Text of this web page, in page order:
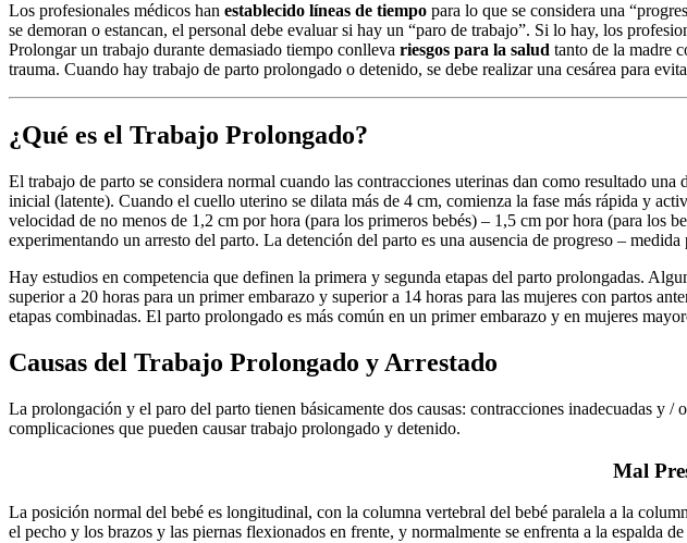
Los profesionales médicos han establecido líneas de tiempo para lo que se considera una
se demoran o estancan, el personal debe evaluar si hay un “paro de trabajo”. Si lo hay, los
Prolongar un trabajo durante demasiado tiempo conlleva riesgos para la salud tanto de la madre
trauma. Cuando hay trabajo de parto prolongado o detenido, se debe realizar una cesárea para
¿Qué es el Trabajo Prolongado?
El trabajo de parto se considera normal cuando las contracciones uterinas dan como resultado
inicial (latente). Cuando el cuello uterino se dilata más de 4 cm, comienza la fase más rápida y
velocidad de no menos de 1,2 cm por hora (para los primeros bebés) – 1,5 cm por hora (para los
experimentando un arresto del parto. La detención del parto es una ausencia de progreso –
Hay estudios en competencia que definen la primera y segunda etapas del parto prolongadas.
superior a 20 horas para un primer embarazo y superior a 14 horas para las mujeres con partos
etapas combinadas. El parto prolongado es más común en un primer embarazo y en mujeres
Causas del Trabajo Prolongado y Arrestado
La prolongación y el paro del parto tienen básicamente dos causas: contracciones inadecuadas y
complicaciones que pueden causar trabajo prolongado y detenido.
Mal
La posición normal del bebé es longitudinal, con la columna vertebral del bebé paralela a la
el pecho y los brazos y las piernas flexionados en frente, y normalmente se enfrenta a la espalda